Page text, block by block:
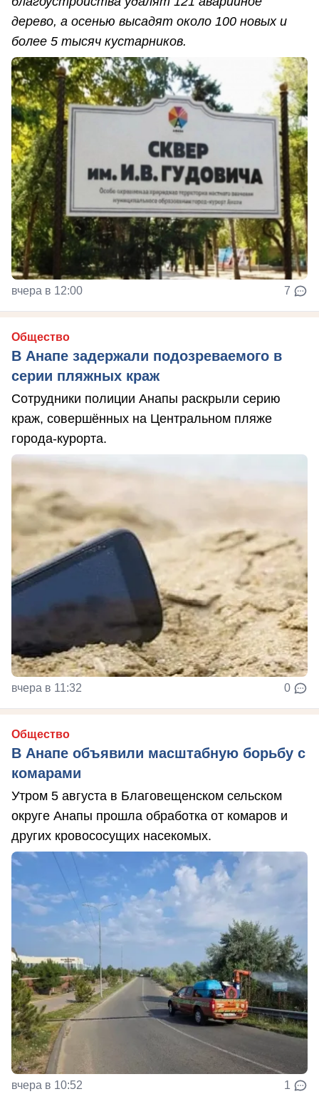
дерево, а осенью высадят около 100 новых и
более 5 тысяч кустарников.
вчера в 12:00 7
Общество
В Анапе задержали подозреваемого в
серии пляжных краж
Сотрудники полиции Анапы раскрыли серию
краж, совершённых на Центральном пляже
города-курорта.
вчера в 11:32 0
Общество
В Анапе объявили масштабную борьбу с
комарами
Утром 5 августа в Благовещенском сельском
округе Анапы прошла обработка от комаров и
других кровососущих насекомых.
вчера в 10:52 1